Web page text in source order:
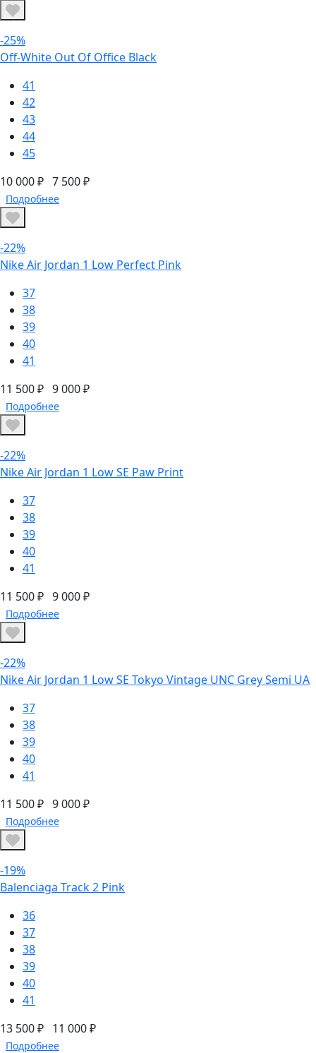
-25%
Off-White Out Of Office Black
41
42
43
44
45
10 000 ₽ 7 500 ₽
Подробнее
-22%
Nike Air Jordan 1 Low Perfect Pink
37
38
39
40
41
11 500 ₽ 9 000 ₽
Подробнее
-22%
Nike Air Jordan 1 Low SE Paw Print
37
38
39
40
41
11 500 ₽ 9 000 ₽
Подробнее
-22%
Nike Air Jordan 1 Low SE Tokyo Vintage UNC Grey Semi UA
37
38
39
40
41
11 500 ₽ 9 000 ₽
Подробнее
-19%
Balenciaga Track 2 Pink
36
37
38
39
40
41
13 500 ₽ 11 000 ₽
Подробнее